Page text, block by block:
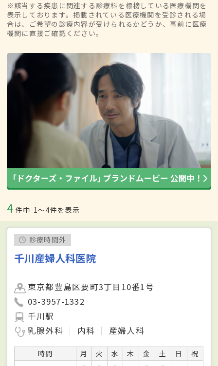
※該当する疾患に関連する診療科を標榜している医療機関を
表示しております。掲載されている医療機関を受診される場
合は、ご希望の診療内容が受けられるかどうか、事前に医療
機関に直接ご確認ください。
4 件中 1〜4件を表示
診療時間外
千川産婦人科医院
東京都豊島区要町3丁目10番1号
03-3957-1332
千川駅
乳腺外科
内科 産婦人科
時間 月 火 水 木 金 土 日
祝